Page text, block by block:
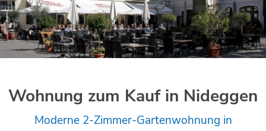
Wohnung zum Kauf in Nideggen
Moderne 2-Zimmer-Gartenwohnung in